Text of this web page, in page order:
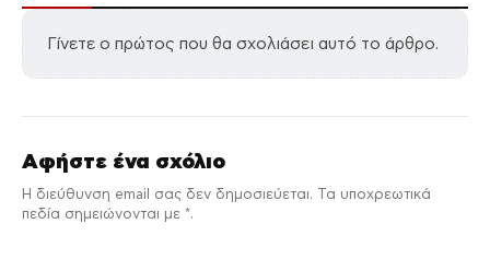
Γίνετε ο πρώτος που θα σχολιάσει αυτό το άρθρο.
Αφήστε ένα σχόλιο
Η διεύθυνση email σας δεν δημοσιεύεται. Τα υποχρεωτικά
πεδία σημειώνονται με *.